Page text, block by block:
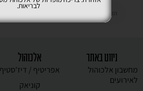
אלכוהול
אפריטיף / דיז'סטיף
קוניאק
ניווט באתר
מחשבון אלכוהול
לאירועים
לבריאות.